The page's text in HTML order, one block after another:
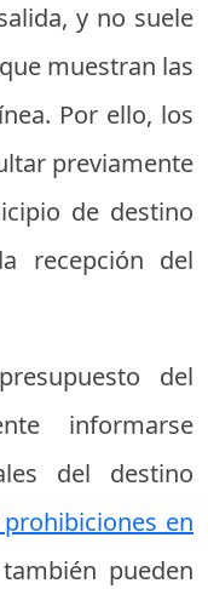
y no suele
muestran las
Por ello, los
previamente
de destino
recepción del
del
informarse
del destino
en
pueden